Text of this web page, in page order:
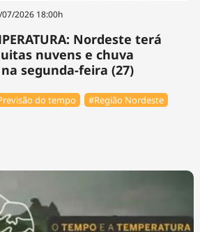
2026 18:00h
Nordeste terá
nuvens e chuva
segunda-feira (27)
do tempo
#Região Nordeste